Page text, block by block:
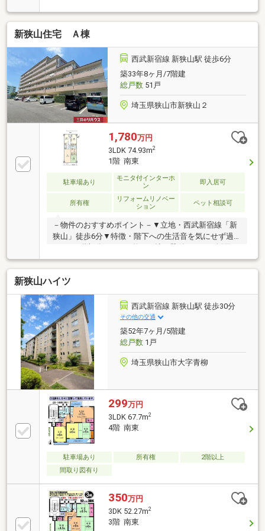
新狭山住宅 Ａ棟
西武新宿線 新狭山駅 徒歩6分
築33年8ヶ月/7階建
総戸数51戸
埼玉県狭山市新狭山２
1,780万円
3LDK 74.93m2
1階 南東
駐車場あり
モニタ付インターホ
ン
即入居可
所有権
リフォームリノベー
ション
ペット相談可
－物件のおすすめポイント－▼立地・西武新宿線「新
狭山」徒歩6分▼特徴・階下への生活音を気にせず過
不在時も荷物を受け取れる宅配ボックス有・即引渡し
可能(残金精算後)▼令和7年5月室内リフォーム済【交
換】キッチン、浴室、トイレ 等【その他】壁・天井ク
ロス貼替、ハウスクリーニング 他▼周辺環境・ベイシ
アタウン新狭山店 徒歩3分(約200m)※管理費は令和8年
10月より13500円に改定予定■ ご希望の住まい探しを
お手伝いします ━━━━━・・・物件の詳細・ご相談
はお気軽にお問い合わせください。
新狭山ハイツ
西武新宿線 新狭山駅 徒歩30分
その他の交通
築52年7ヶ月/5階建
総戸数1戸
埼玉県狭山市大字青柳
299万円
3LDK 67.7m2
4階 南東
駐車場あり 所有権
2階以上
間取り図有り
350万円
3DK 52.27m2
3階 南東